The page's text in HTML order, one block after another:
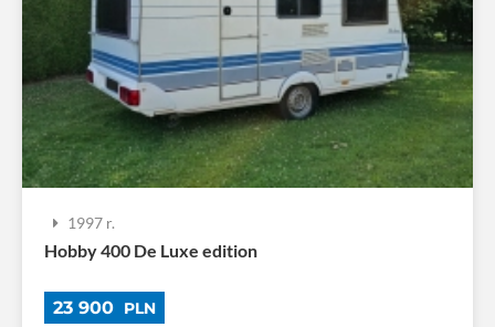
1997 r.
Hobby 400 De Luxe edition
23 900 PLN